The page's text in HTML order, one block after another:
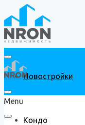
Новостройки
Кондо
Menu